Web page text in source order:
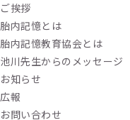
ご挨拶
胎内記憶とは
胎内記憶教育協会とは
池川先生からのメッセージ
お知らせ
広報
お問い合わせ